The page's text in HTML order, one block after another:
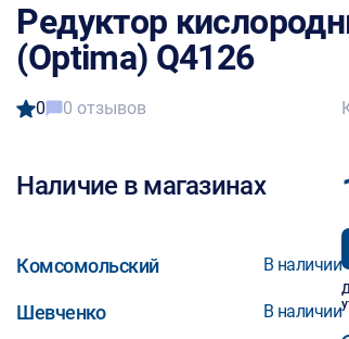
Редуктор
(Optima) Q4126
0 0 отзывов
Наличие в магазинах
Комсомольский В наличии
Шевченко В наличии